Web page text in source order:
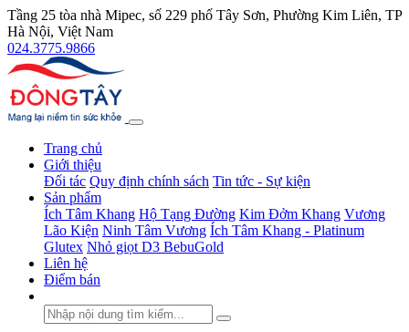
Tầng 25 tòa nhà Mipec, số 229 phố Tây Sơn, Phường Kim Liên, TP
Hà Nội, Việt Nam
024.3775.9866
Trang chủ
Giới thiệu
Đối tác Quy định chính sách Tin tức - Sự kiện
Sản phẩm
Ích Tâm Khang Hộ Tạng Đường Kim Đởm Khang Vương
Lão Kiện Ninh Tâm Vương Ích Tâm Khang - Platinum
Glutex Nhỏ giọt D3 BebuGold
Liên hệ
Điểm bán